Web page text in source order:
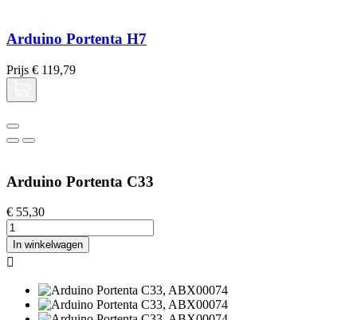
Arduino Portenta H7
Prijs € 119,79
Arduino Portenta C33
€ 55,30
In winkelwagen
